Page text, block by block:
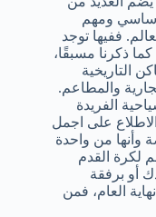
أساسي ومهم
ففيها توجد
ذكرنا مسبقًا،
التاريخية
والمطاعم.
الفريدة
على اجمل
وأنها من واحدة
لكرة القدم
أو برفقة
العام، فمن